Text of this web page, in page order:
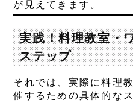
が見えてきます。
実践！料理教室・
ステップ
それでは、実際に料理
催するための具体的な